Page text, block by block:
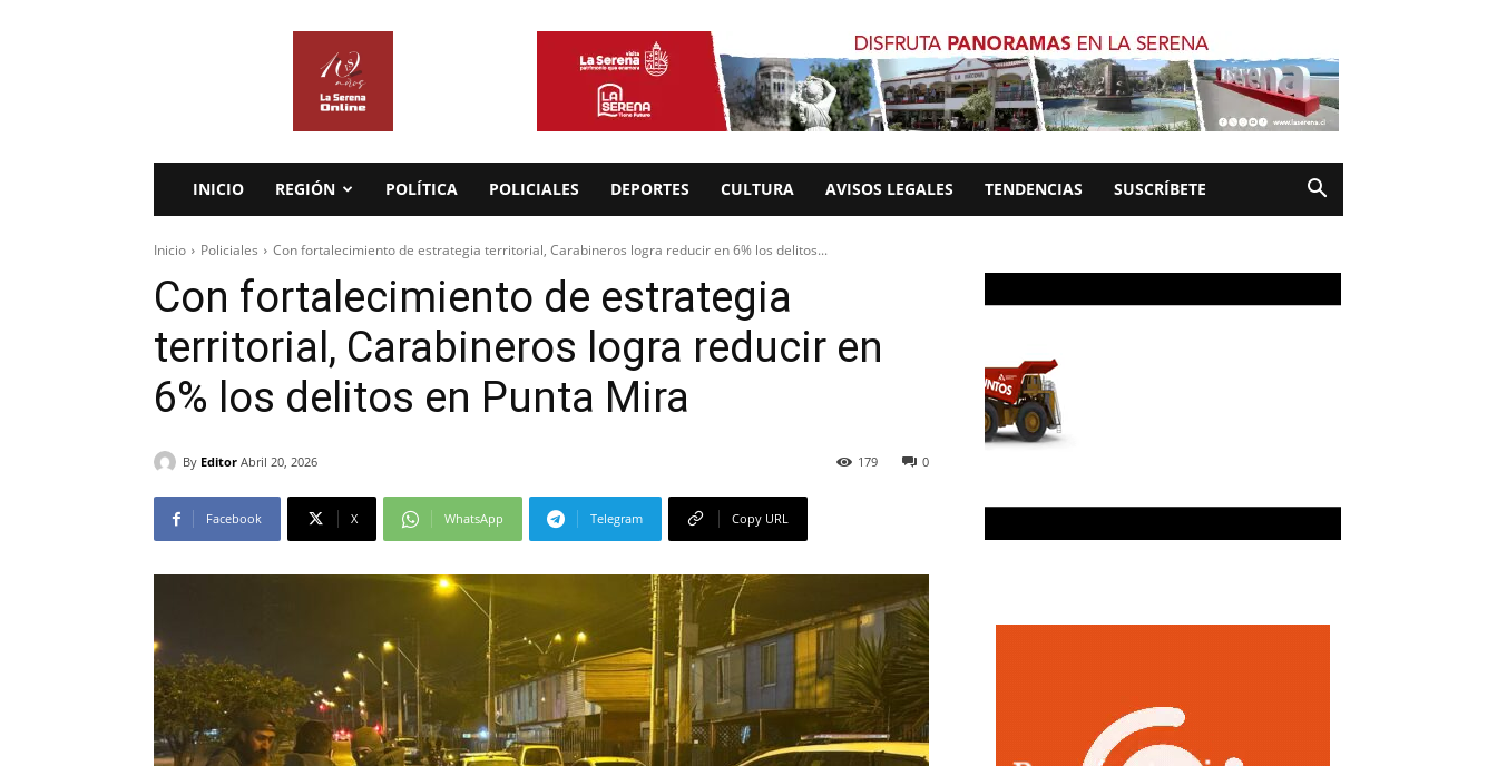
INICIO REGIÓN POLÍTICA POLICIALES DEPORTES CULTURA AVISOS LEGALES TENDENCIAS SUSCRÍBETE
Inicio Policiales Con fortalecimiento de estrategia territorial, Carabineros logra reducir en 6% los delitos...
Con fortalecimiento de estrategia
territorial, Carabineros logra reducir en
6% los delitos en Punta Mira
By Editor Abril 20, 2026 0
179
Facebook X WhatsApp Telegram Copy URL